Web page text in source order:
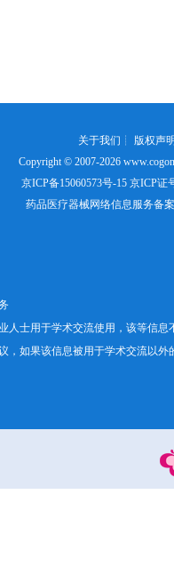
关于我们 ┊ 版权声
Copyright © 2007-2026
京ICP备15060573号-15京ICP证
药品医疗器械网络信息服务备
人士用于学术交流使用，该等信息
，如果该信息被用于学术交流以外